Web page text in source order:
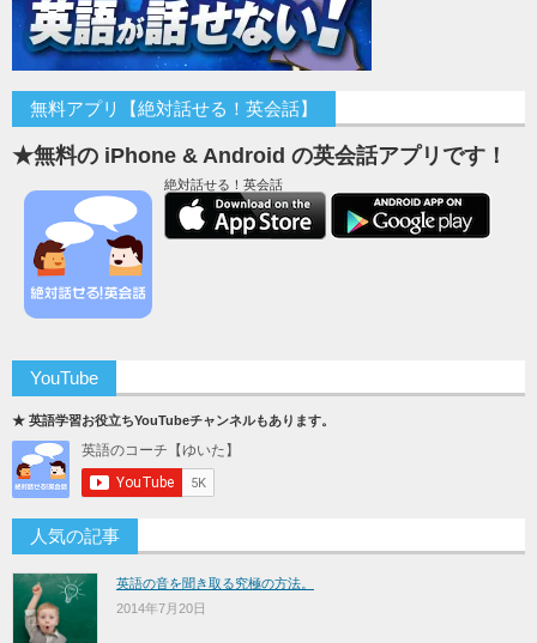
無料アプリ【絶対話せる！英会話】
★無料の iPhone & Android の英会話アプリです！
絶対話せる！英会話
YouTube
★ 英語学習お役立ちYouTubeチャンネルもあります。
人気の記事
英語の音を聞き取る究極の方法。
2014年7月20日